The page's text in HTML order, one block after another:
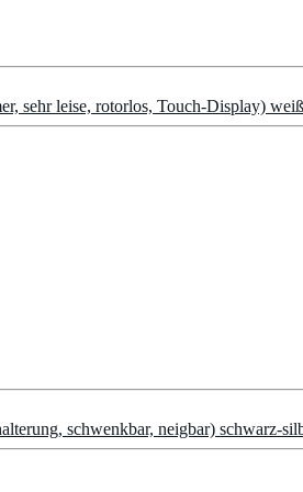
sehr leise, rotorlos, Touch-Display) weiß
schwenkbar, neigbar) schwarz-